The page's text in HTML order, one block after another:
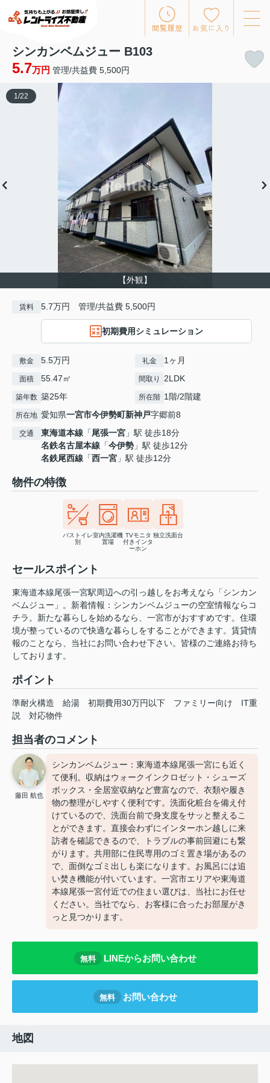
閲覧履歴 お気に入り
シンカンベムジュー B103
5.7万円 管理/共益費 5,500円
【外観】
1 /22
賃料 5.7万円 管理/共益費 5,500円
初期費用シミュレーション
敷金 5.5万円 礼金 1ヶ月
面積 55.47㎡ 間取り 2LDK
築年数 築25年 所在階 1階/2階建
所在地 愛知県一宮市今伊勢町新神戸字郷前8
交通 東海道本線 「尾張一宮 」駅 徒歩18分
名鉄名古屋本線 「今伊勢 」駅 徒歩12分
名鉄尾西線 「西一宮 」駅 徒歩12分
物件の特徴
バストイレ
別
室内洗濯機
置場
TVモニタ
付きインタ
ーホン
独立洗面台
セールスポイント
東海道本線尾張一宮駅周辺への引っ越しをお考えなら「シンカン
ベムジュー」。新着情報：シンカンベムジューの空室情報ならコ
チラ。新たな暮らしを始めるなら、一宮市がおすすめです。住環
境が整っているので快適な暮らしをすることができます。賃貸情
報のことなら、当社にお問い合わせ下さい。皆様のご連絡お待ち
しております。
ポイント
準耐火構造 給湯 初期費用30万円以下 ファミリー向け
IT重
説
対応物件
担当者のコメント
藤田 航也
シンカンベムジュー：東海道本線尾張一宮にも近く
て便利。収納はウォークインクロゼット・シューズ
ボックス・全居室収納など豊富なので、衣類や履き
物の整理がしやすく便利です。洗面化粧台を備え付
けているので、洗面台前で身支度をサッと整えるこ
とができます。直接会わずにインターホン越しに来
訪者を確認できるので、トラブルの事前回避にも繋
がります。共用部に住民専用のゴミ置き場があるの
で、面倒なゴミ出しも楽になります。お風呂には追
い焚き機能が付いています。一宮市エリアや東海道
本線尾張一宮付近での住まい選びは、当社にお任せ
ください。当社でなら、お客様に合ったお部屋がき
っと見つかります。
無料 LINEからお問い合わせ
無料 お問い合わせ
地図